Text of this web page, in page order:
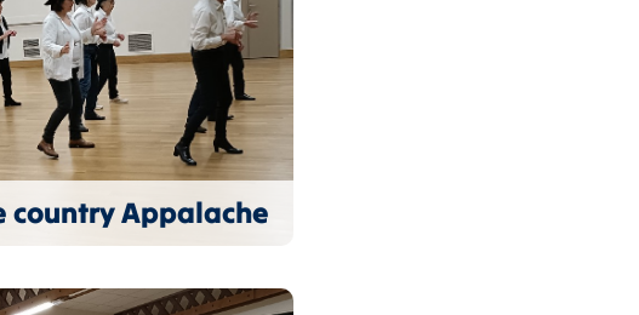
country Appalache